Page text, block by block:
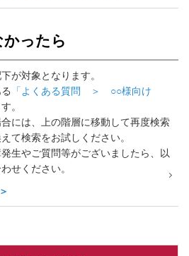
かったら
が対象となります。
「よくある質問 ＞ ○○様向け
。
には、上の階層に移動して再度検索
て検索をお試しください。
生やご質問等がございましたら、以
せください。